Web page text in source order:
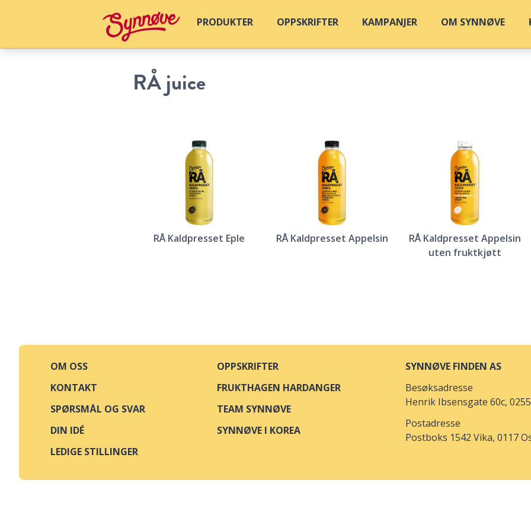
PRODUKTER OPPSKRIFTER KAMPANJER OM SYNNØVE
RÅ juice
RÅ Kaldpresset Eple RÅ Kaldpresset Appelsin
RÅ Kaldpresset Appelsin
uten fruktkjøtt
OM OSS
KONTAKT
SPØRSMÅL OG SVAR
DIN IDÉ
LEDIGE STILLINGER
OPPSKRIFTER
FRUKTHAGEN HARDANGER
TEAM SYNNØVE
SYNNØVE I KOREA
SYNNØVE FINDEN AS
Besøksadresse
Henrik Ibsensgate 60c,
Postadresse
Postboks 1542 Vika, 0117